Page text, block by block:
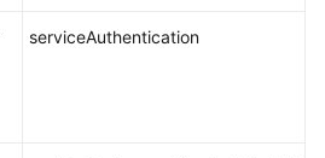
serviceAuthentication